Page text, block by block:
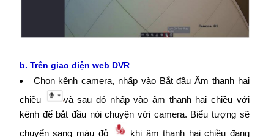
b. Trên giao diện web DVR
Chọn kênh camera, nhấp vào Bắt đầu Âm thanh hai
chiều
và sau đó nhấp vào âm thanh hai chiều với
kênh để bắt đầu nói chuyện với camera. Biểu tượng sẽ
chuyển sang màu đỏ
khi âm thanh hai chiều đang